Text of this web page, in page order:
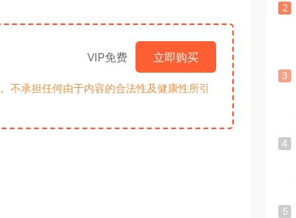
VIP免费 立即购买
不承担任何由于内容的合法性及健康性所引
2
3
4
5